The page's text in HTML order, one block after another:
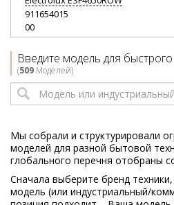
911654015
00
911654016
00
ElectroluxESF4700ROW
04
ElectroluxESF4700ROX
04
Введите модель для
(509 Моделей)
Мы собрали и структурировали
моделей для разной бытовой
глобального перечня отобраны
Сначала выберите бренд
модель (или индустриальный/